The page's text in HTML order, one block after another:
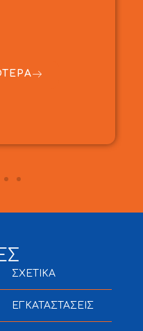
ΣΧΕΤΙΚΑ
ΕΓΚΑΤΑΣΤΑΣΕΙΣ